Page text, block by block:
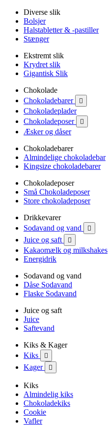
Diverse slik
Bolsjer
Halstabletter & -pastiller
Stænger
Ekstremt slik
Krydret slik
Gigantisk Slik
Chokolade
Chokoladebarer

Chokoladeplader
Chokoladeposer

Æsker og dåser
Chokoladebarer
Almindelige chokoladebar
Kingsize chokoladebarer
Chokoladeposer
Små Chokoladeposer
Store chokoladeposer
Drikkevarer
Sodavand og vand

Juice og saft 
Kakaomælk og milkshakes
Energidrik
Sodavand og vand
Dåse Sodavand
Flaske Sodavand
Juice og saft
Juice
Saftevand
Kiks & Kager
Kiks

Kager 
Kiks
Almindelig kiks
Chokoladekiks
Cookie
Vafler